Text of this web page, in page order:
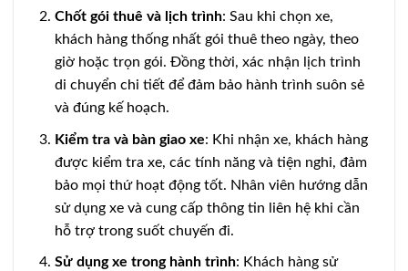
Chốt gói thuê và lịch trình: Sau khi chọn xe,
khách hàng thống nhất gói thuê theo ngày, theo
giờ hoặc trọn gói. Đồng thời, xác nhận lịch trình
di chuyển chi tiết để đảm bảo hành trình suôn sẻ
và đúng kế hoạch.
Kiểm tra và bàn giao xe: Khi nhận xe, khách hàng
được kiểm tra xe, các tính năng và tiện nghi, đảm
bảo mọi thứ hoạt động tốt. Nhân viên hướng dẫn
sử dụng xe và cung cấp thông tin liên hệ khi cần
hỗ trợ trong suốt chuyến đi.
Sử dụng xe trong hành trình: Khách hàng sử